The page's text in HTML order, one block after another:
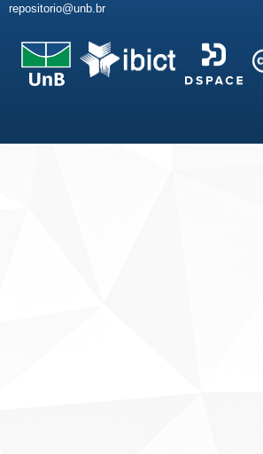
repositorio@unb.br